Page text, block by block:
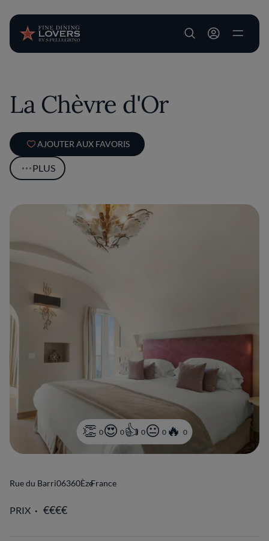
User account
La Chèvre d'Or
AJOUTER AUX FAVORIS
PLUS
0 0 0 0 0
Rue du Barri06360ÈzeFrance
PRIX